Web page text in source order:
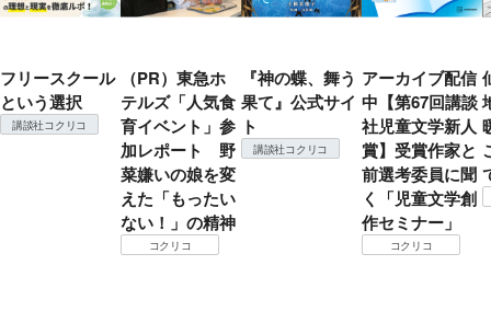
フリースクール
という選択
講談社コクリコ
（PR）東急ホ
テルズ「人気食
育イベント」参
加レポート 野
菜嫌いの娘を変
えた「もったい
ない！」の精神
コクリコ
『神の蝶、舞う
果て』公式サイ
ト
講談社コクリコ
アーカイブ配信
中【第67回講談
社児童文学新人
賞】受賞作家と
前選考委員に聞
く「児童文学創
作セミナー」
コクリコ